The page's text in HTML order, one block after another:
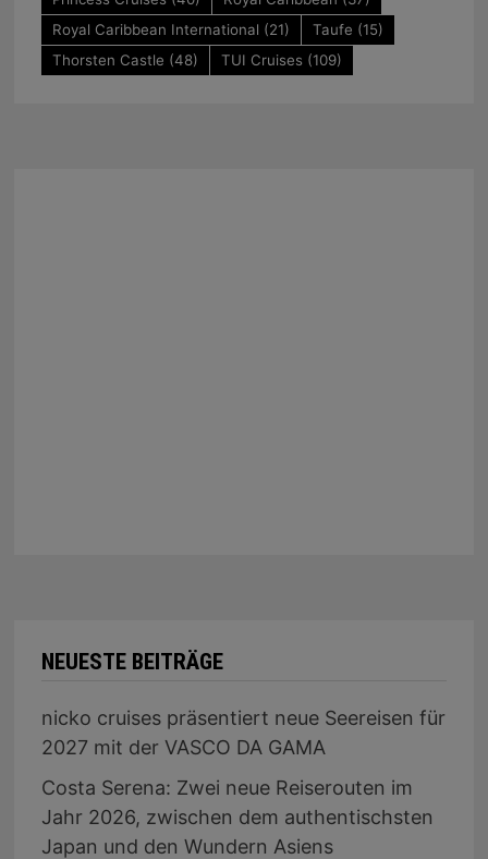
Royal Caribbean International (21) Taufe (15)
Thorsten Castle (48) TUI Cruises (109)
NEUESTE BEITRÄGE
nicko cruises präsentiert neue Seereisen für
2027 mit der VASCO DA GAMA
Costa Serena: Zwei neue Reiserouten im
Jahr 2026, zwischen dem authentischsten
Japan und den Wundern Asiens